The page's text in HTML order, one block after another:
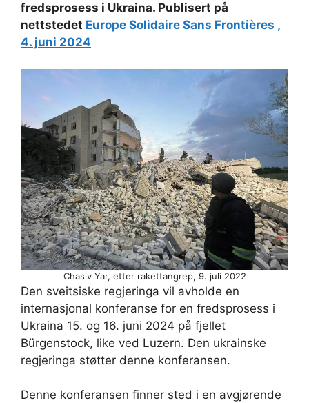
fredsprosess i Ukraina. Publisert på
nettstedet Europe Solidaire Sans Frontières ,
4. juni 2024
Chasiv Yar, etter rakettangrep, 9. juli 2022
Den sveitsiske regjeringa vil avholde en
internasjonal konferanse for en fredsprosess i
Ukraina 15. og 16. juni 2024 på fjellet
Bürgenstock, like ved Luzern. Den ukrainske
regjeringa støtter denne konferansen.
Denne konferansen finner sted i en avgjørende